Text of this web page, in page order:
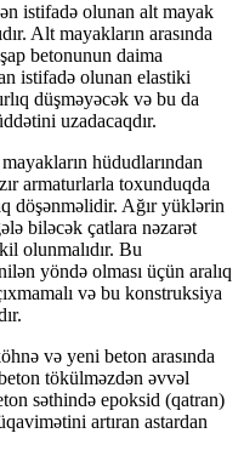
istifadə olunan alt mayak
Alt mayakların arasında
betonunun daima
istifadə olunan elastiki
düşməyəcək və bu da
uzadacaqdır.
hüdudlarından
armaturlarla toxunduqda
döşənməlidir. Ağır yüklərin
biləcək çatlara nəzarət
olunmalıdır. Bu
yöndə olması üçün aralıq
və bu konstruksiya
və yeni beton arasında
tökülməzdən əvvəl
səthində epoksid (qatran)
artıran astardan